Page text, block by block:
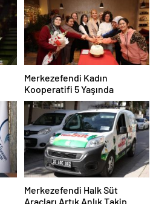
Merkezefendi Kadın
Kooperatifi 5 Yaşında
Merkezefendi Halk Süt
Araçları Artık Anlık Takip